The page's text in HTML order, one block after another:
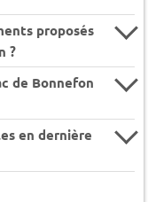
proposés
?
de Bonnefon
en dernière